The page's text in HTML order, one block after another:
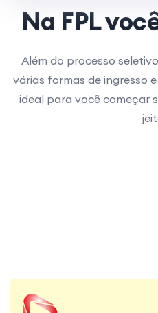
Na FPL
Além do processo
várias formas de ingresso